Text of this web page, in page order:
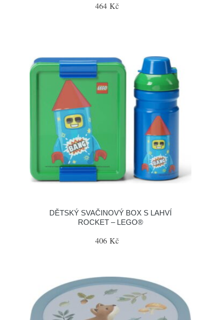
464 Kč
DĚTSKÝ SVAČINOVÝ BOX S LAHVÍ
ROCKET – LEGO®
406 Kč